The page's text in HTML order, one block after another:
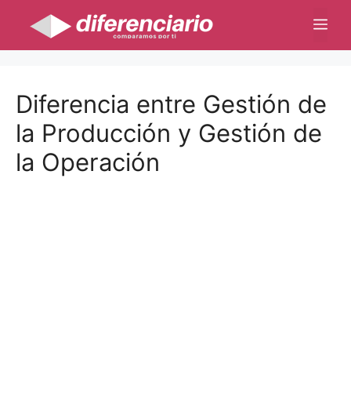
contenido
Diferencia entre Gestión de
la Producción y Gestión de
la Operación